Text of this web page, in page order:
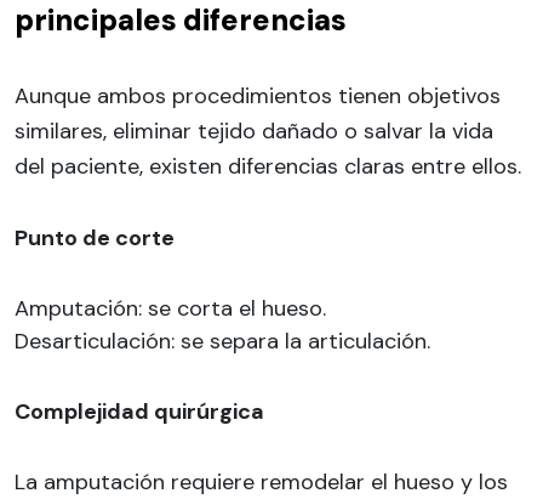
principales diferencias
Aunque ambos procedimientos tienen objetivos
similares, eliminar tejido dañado o salvar la vida
del paciente, existen diferencias claras entre ellos.
Punto de corte
Amputación: se corta el hueso.
Desarticulación: se separa la articulación.
Complejidad quirúrgica
La amputación requiere remodelar el hueso y los